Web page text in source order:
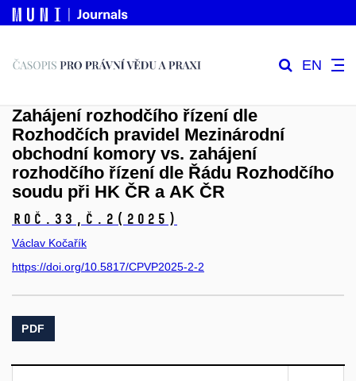
EN
Zahájení rozhodčího řízení dle
Rozhodčích pravidel Mezinárodní
obchodní komory vs. zahájení
rozhodčího řízení dle Řádu Rozhodčího
soudu při HK ČR a AK ČR
Roč.33, č.2 (2025)
Václav Kočařík
https://doi.org/10.5817/CPVP2025-2-2
PDF